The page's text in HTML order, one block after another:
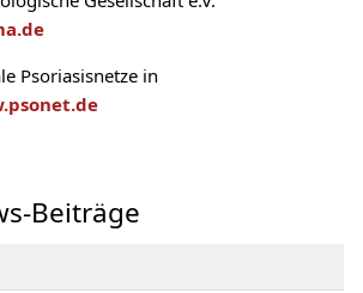
Psoriasisnetze in
Beiträge